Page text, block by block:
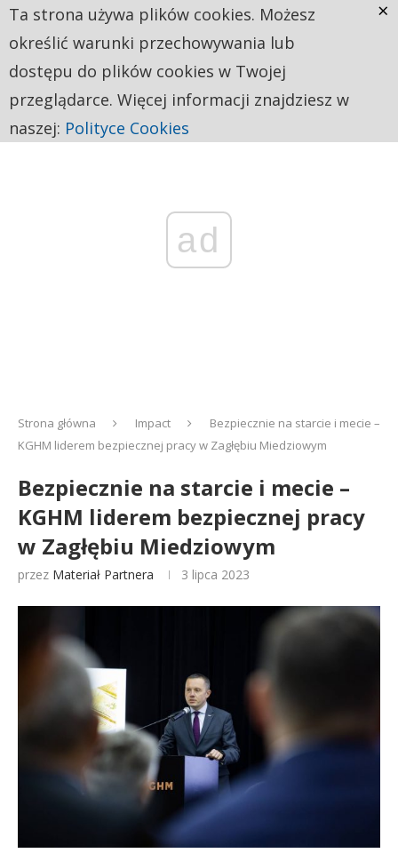
ad
Strona główna Impact
Bezpiecznie na starcie i mecie –
KGHM liderem bezpiecznej pracy w Zagłębiu Miedziowym
Bezpiecznie na starcie i mecie –
KGHM liderem bezpiecznej pracy
w Zagłębiu Miedziowym
przez Materiał Partnera 3 lipca 2023
Ta strona używa plików cookies. Możesz
określić warunki przechowywania lub
dostępu do plików cookies w Twojej
przeglądarce. Więcej informacji znajdziesz w
naszej: Polityce Cookies
×